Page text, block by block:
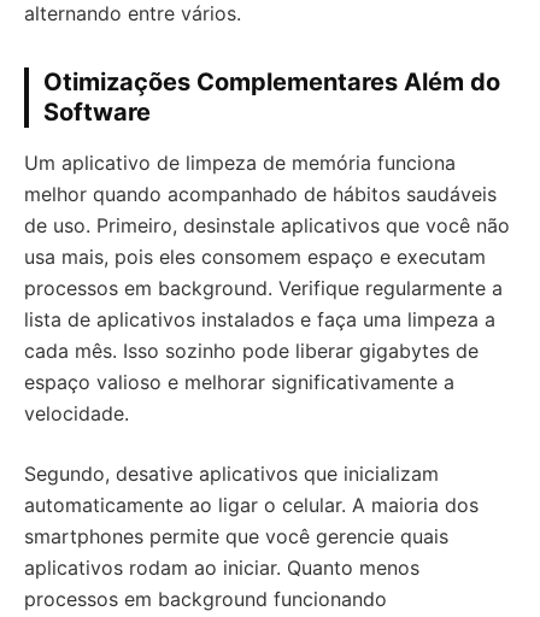
alternando entre vários.
Otimizações Complementares Além do
Software
Um aplicativo de limpeza de memória funciona
melhor quando acompanhado de hábitos saudáveis
de uso. Primeiro, desinstale aplicativos que você não
usa mais, pois eles consomem espaço e executam
processos em background. Verifique regularmente a
lista de aplicativos instalados e faça uma limpeza a
cada mês. Isso sozinho pode liberar gigabytes de
espaço valioso e melhorar significativamente a
velocidade.
Segundo, desative aplicativos que inicializam
automaticamente ao ligar o celular. A maioria dos
smartphones permite que você gerencie quais
aplicativos rodam ao iniciar. Quanto menos
processos em background funcionando